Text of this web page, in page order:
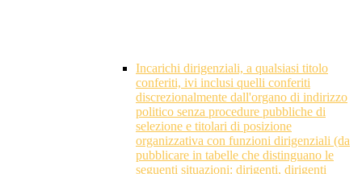
Incarichi dirigenziali, a qualsiasi titolo
conferiti, ivi inclusi quelli conferiti
discrezionalmente dall'organo di indirizzo
politico senza procedure pubbliche di
selezione e titolari di posizione
organizzativa con funzioni dirigenziali (da
pubblicare in tabelle che distinguano le
seguenti situazioni: dirigenti, dirigenti